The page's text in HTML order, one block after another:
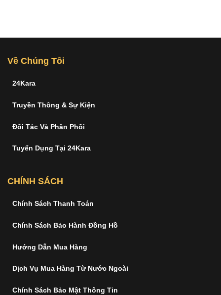
Về Chúng Tôi
24Kara
Truyền Thông & Sự Kiện
Đối Tác Và Phân Phối
Tuyển Dụng Tại 24Kara
CHÍNH SÁCH
Chính Sách Thanh Toán
Chính Sách Bảo Hành Đồng Hồ
Hướng Dẫn Mua Hàng
Dịch Vụ Mua Hàng Từ Nước Ngoài
Chính Sách Bảo Mật Thông Tin